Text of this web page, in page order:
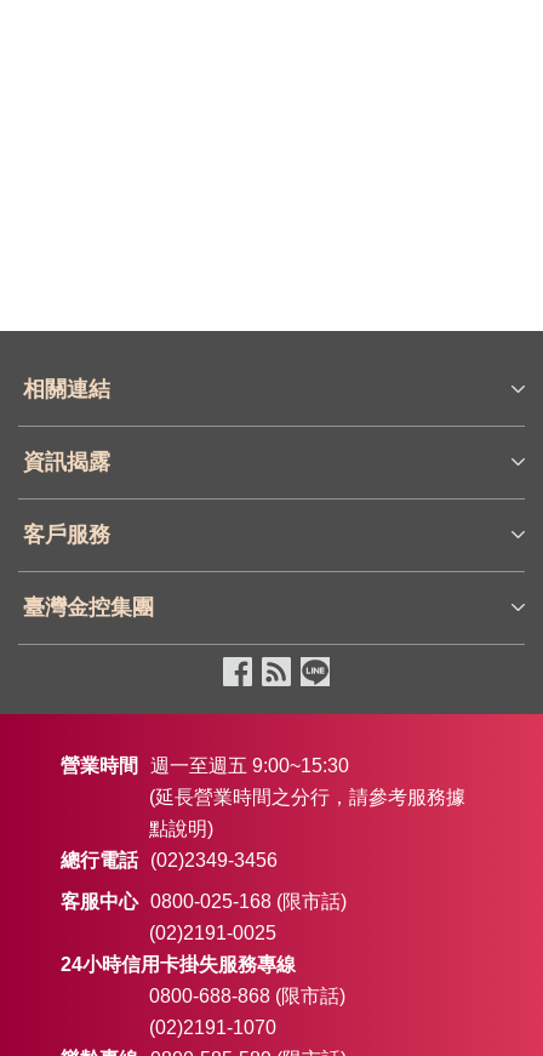
相關連結
資訊揭露
客戶服務
臺灣金控集團
營業時間
週一至週五 9:00~15:30
(延長營業時間之分行，請參考服務據
點說明)
總行電話
(02)2349-3456
客服中心 0800-025-168 (限市話)
(02)2191-0025
24小時信用卡掛失服務專線
0800-688-868 (限市話)
(02)2191-1070